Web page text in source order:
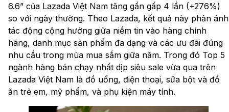
6.6” của Lazada Việt Nam tăng gần gấp 4 lần (+276%)
so với ngày thường. Theo Lazada, kết quả này phản ánh
tác động cộng hưởng giữa niềm tin vào hàng chính
hãng, danh mục sản phẩm đa dạng và các ưu đãi đúng
nhu cầu trong mùa mua sắm giữa năm. Trong đó Top 5
ngành hàng bán chạy nhất dịp siêu sale vừa qua trên
Lazada Việt Nam là đồ uống, điện thoại, sữa bột và đồ
ăn trẻ em, mỹ phẩm, và phụ kiện máy tính.